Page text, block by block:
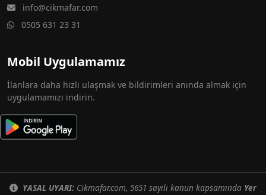
info@cikmafar.com
0505 631 23 31
Mobil Uygulamamız
İlanlara daha hızlı ulaşmak ve bildirimleri anında almak için
uygulamamızı indirin.
YASAL UYARI: Cikmafar.com, 5651 sayılı kanun kapsamında Yer